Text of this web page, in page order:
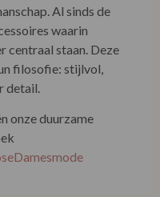
Al sinds de
waarin
centraal staan. Deze
filosofie: stijlvol,
detail.
onze duurzame